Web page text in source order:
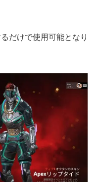
だけで使用可能となり